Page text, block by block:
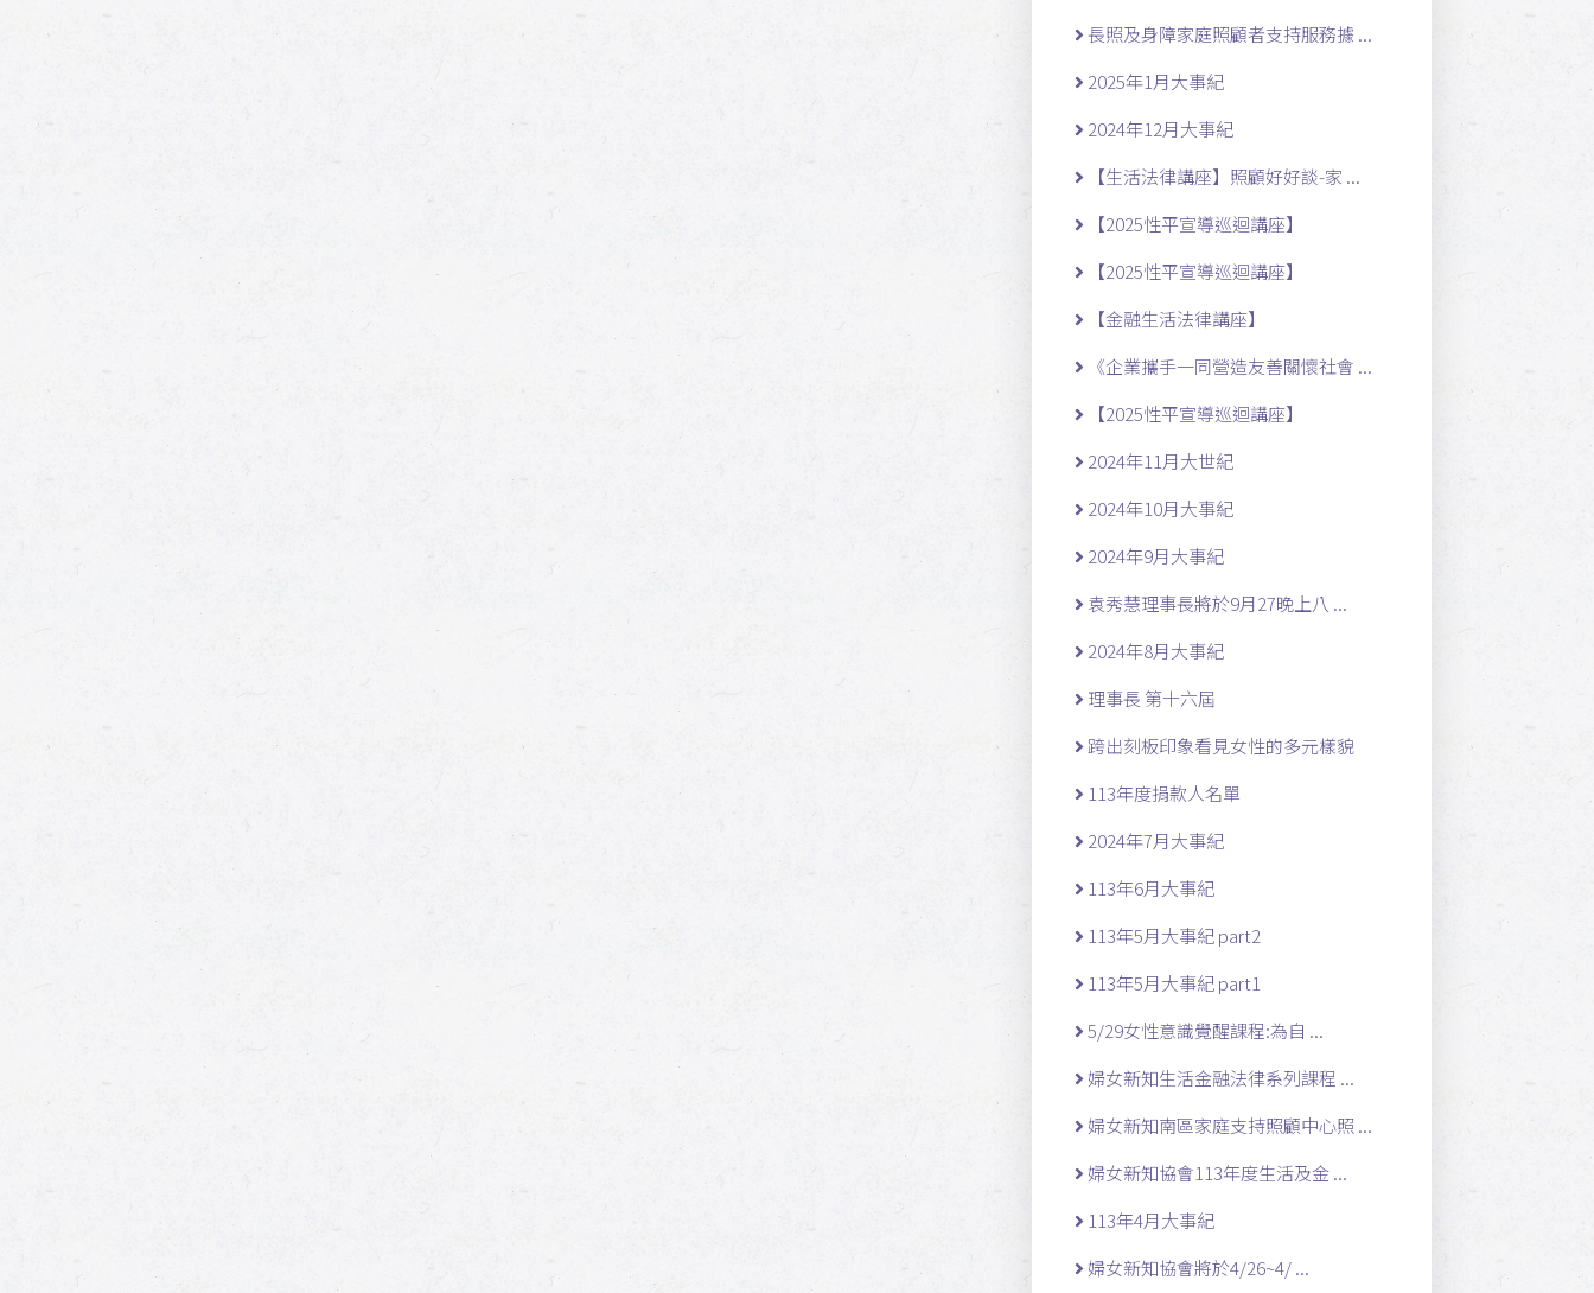
長照及身障家庭照顧者支持服務據 ...
2025年1月大事紀
2024年12月大事紀
【生活法律講座】照顧好好談-家 ...
【2025性平宣導巡迴講座】
【2025性平宣導巡迴講座】
【金融生活法律講座】
《企業攜手一同營造友善關懷社會 ...
【2025性平宣導巡迴講座】
2024年11月大世紀
2024年10月大事紀
2024年9月大事紀
袁秀慧理事長將於9月27晚上八 ...
2024年8月大事紀
理事長 第十六屆
跨出刻板印象看見女性的多元樣貌
113年度捐款人名單
2024年7月大事紀
113年6月大事紀
113年5月大事紀 part2
113年5月大事紀 part1
5/29女性意識覺醒課程:為自 ...
婦女新知生活金融法律系列課程 ...
婦女新知南區家庭支持照顧中心照 ...
婦女新知協會113年度生活及金 ...
113年4月大事紀
婦女新知協會將於4/26~4/ ...